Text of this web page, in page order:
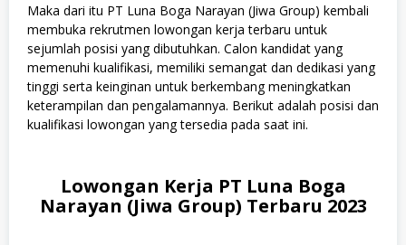
Maka dari itu PT Luna Boga Narayan (Jiwa Group) kembali
membuka rekrutmen lowongan kerja terbaru untuk
sejumlah posisi yang dibutuhkan. Calon kandidat yang
memenuhi kualifikasi, memiliki semangat dan dedikasi yang
tinggi serta keinginan untuk berkembang meningkatkan
keterampilan dan pengalamannya. Berikut adalah posisi dan
kualifikasi lowongan yang tersedia pada saat ini.
Lowongan Kerja PT Luna Boga
Narayan (Jiwa Group) Terbaru 2023